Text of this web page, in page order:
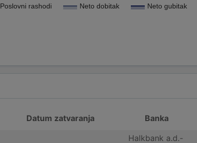
Poslovni rashodi Neto dobitak Neto gubitak
Datum zatvaranja Banka
Halkbank a.d.-